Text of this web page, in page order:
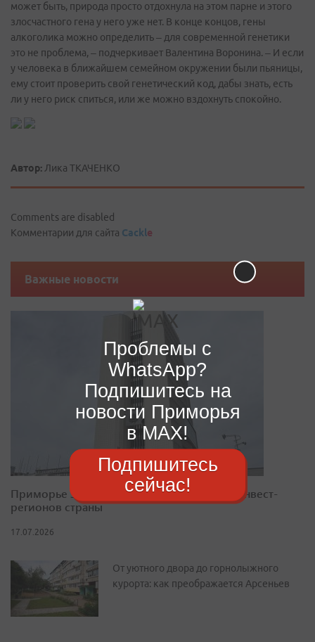
может быть, природа просто отдохнула на этом парне и этого
злосчастного гена у него уже нет. В конце концов, гены
алкоголика можно определить – для современной генетики
это не проблема, – подчеркивает Валентина Воронина. – И если
у человека в ближайшем семейном окружении были пьяницы,
ему стоит проверить свой генетический код, дабы знать, есть
ли у него риск спиться, или же можно вздохнуть спокойно.
Автор: Лика ТКАЧЕНКО
Comments are disabled
Комментарии для сайта Cackle
Важные новости
Приморье закрепилось в десятке лучших инвест-
регионов страны
17.07.2026
От уютного двора до горнолыжного
курорта: как преображается Арсеньев
Проблемы с
WhatsApp?
Подпишитесь на
новости Приморья
в MAX!
Подпишитесь
сейчас!